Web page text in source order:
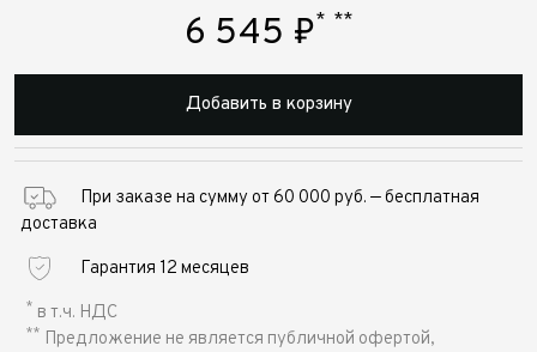
6 545 ₽* **
Добавить в корзину
При заказе на сумму от 60 000 руб. — бесплатная
доставка
Гарантия 12 месяцев
* в т.ч. НДС
** Предложение не является публичной офертой,